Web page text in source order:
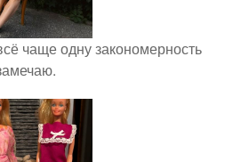
чаще одну закономерность